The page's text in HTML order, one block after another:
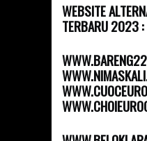
WEBSITE
TERBARU 2023 :